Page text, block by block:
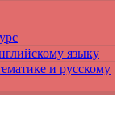
языку
и русскому